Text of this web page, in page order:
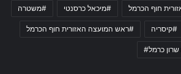
חוף הכרמל #מיכאל כרסנטי #משטרה
#קיסריה #ראש המועצה האזורית חוף הכרמל
שרון כרמל#